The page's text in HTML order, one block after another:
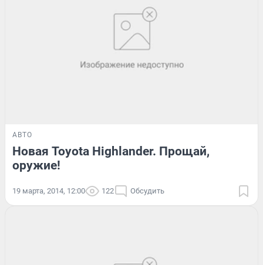
АВТО
Новая Toyota Highlander. Прощай,
оружие!
19 марта, 2014, 12:00 122 Обсудить